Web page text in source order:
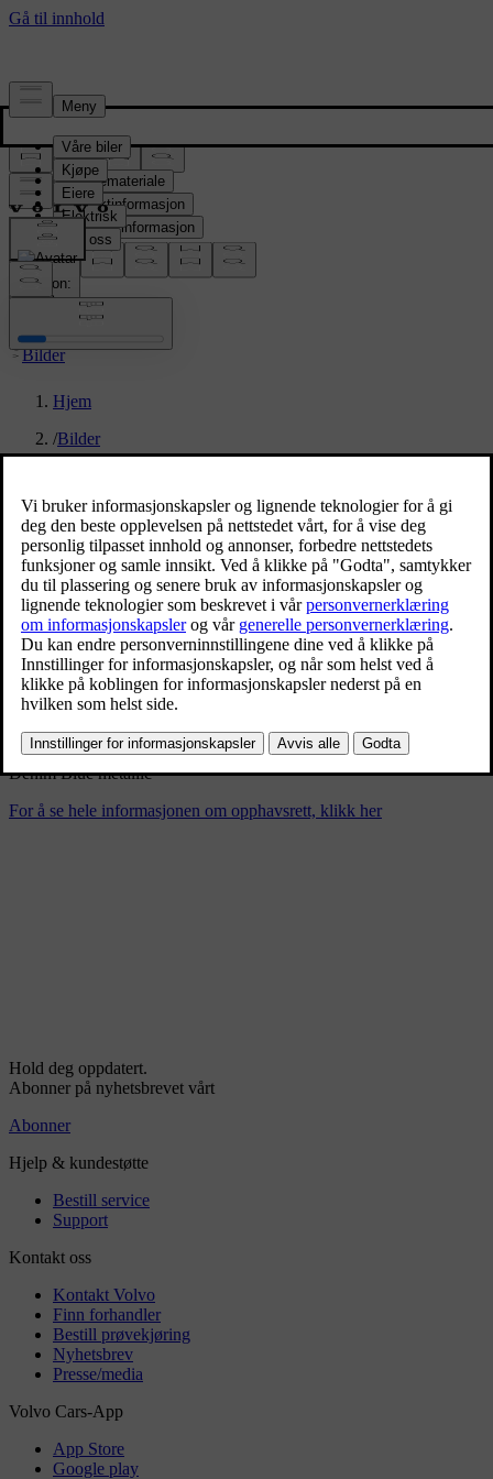
Presserom
Pressemateriale
Produktinformasjon
Selskapsinformasjon
Mediekontakter
location:
NO
Bilder
Hjem
/Bilder
New Volvo XC90 B5 - dynamic
11/26/2024
Bokmerke
Del
Last ned
Denim Blue metallic
For å se hele informasjonen om opphavsrett, klikk her